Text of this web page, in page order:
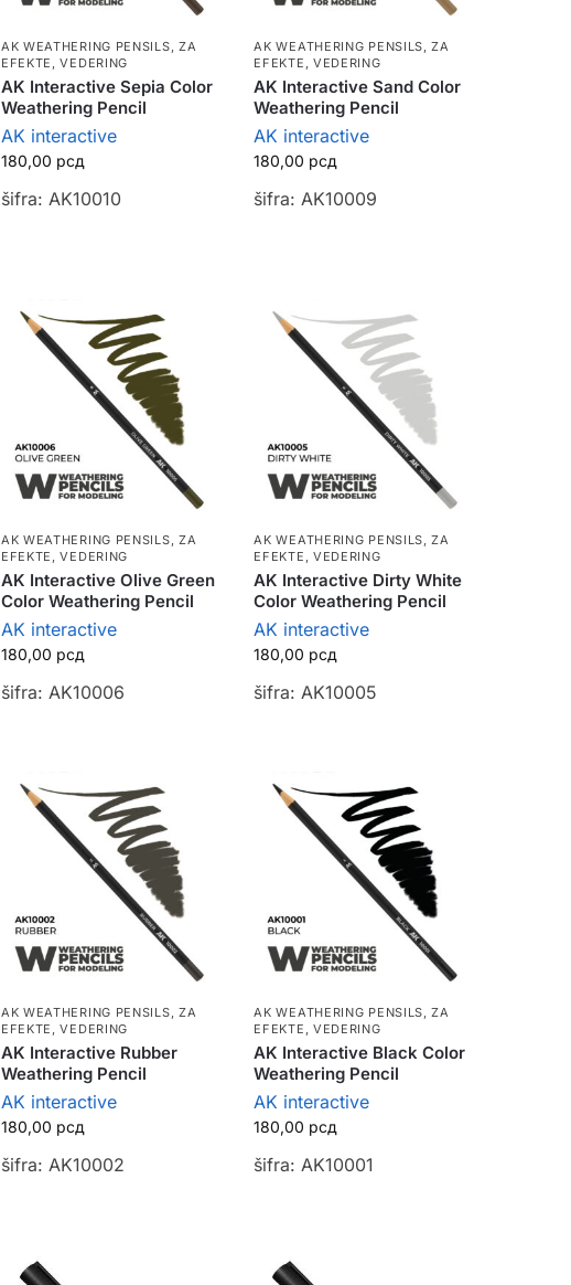
AK WEATHERING PENSILS, ZA
EFEKTE, VEDERING
AK Interactive Sepia Color
Weathering Pencil
AK interactive
180,00 рсд
šifra: AK10010
AK WEATHERING PENSILS,ZA
EFEKTE, VEDERING
AK Interactive Sand Color
Weathering Pencil
AK interactive
180,00 рсд
šifra: AK10009
AK WEATHERING PENSILS, ZA
EFEKTE, VEDERING
AK Interactive Olive Green
Color Weathering Pencil
AK interactive
180,00 рсд
šifra: AK10006
AK WEATHERING PENSILS,ZA
EFEKTE, VEDERING
AK Interactive Dirty White
Color Weathering Pencil
AK interactive
180,00 рсд
šifra: AK10005
AK WEATHERING PENSILS, ZA
EFEKTE, VEDERING
AK Interactive Rubber
Weathering Pencil
AK interactive
180,00 рсд
šifra: AK10002
AK WEATHERING PENSILS,ZA
EFEKTE, VEDERING
AK Interactive Black Color
Weathering Pencil
AK interactive
180,00 рсд
šifra: AK10001